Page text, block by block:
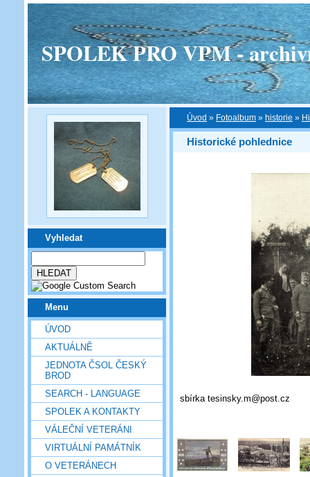
SPOLEK PRO VPM -
Vyhledat
Menu
ÚVOD
AKTUÁLNĚ
JEDNOTA ČSOL ČESKÝ
BROD
SEARCH - LANGUAGE
SPOLEK A KONTAKTY
VÁLEČNÍ VETERÁNI
VIRTUÁLNÍ PAMÁTNÍK
O VETERÁNECH
Úvod » Fotoalbum » historie »
Historické pohlednice
sbírka tesinsky.m@post.cz